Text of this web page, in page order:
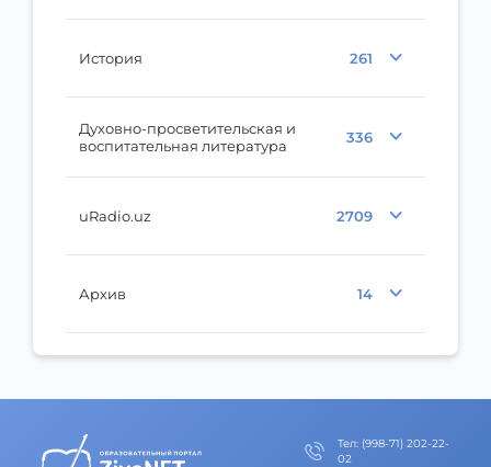
История 261
Духовно-просветительская и
воспитательная литература
336
uRadio.uz 2709
Архив 14
Тел: (998-71) 202-22-
02